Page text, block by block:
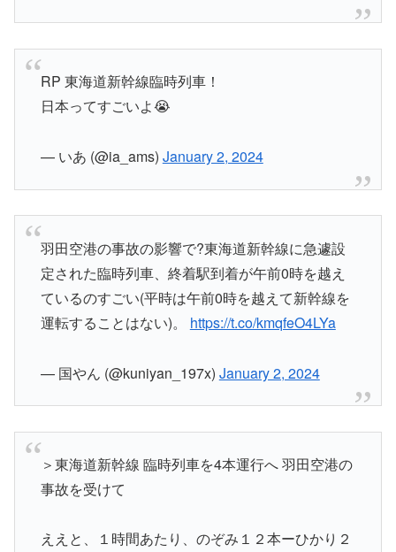
RP 東海道新幹線臨時列車！
日本ってすごいよ😭
— いあ (@ia_ams) January 2, 2024
羽田空港の事故の影響で?東海道新幹線に急遽設
定された臨時列車、終着駅到着が午前0時を越え
ているのすごい(平時は午前0時を越えて新幹線を
運転することはない)。 https://t.co/kmqfeO4LYa
— 国やん (@kuniyan_197x) January 2, 2024
＞東海道新幹線 臨時列車を4本運行へ 羽田空港の
事故を受けて
ええと、１時間あたり、のぞみ１２本ーひかり２